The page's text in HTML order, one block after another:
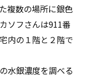
複数の場所に銀色
ソフさんは911番
内の１階と２階で
水銀濃度を調べる